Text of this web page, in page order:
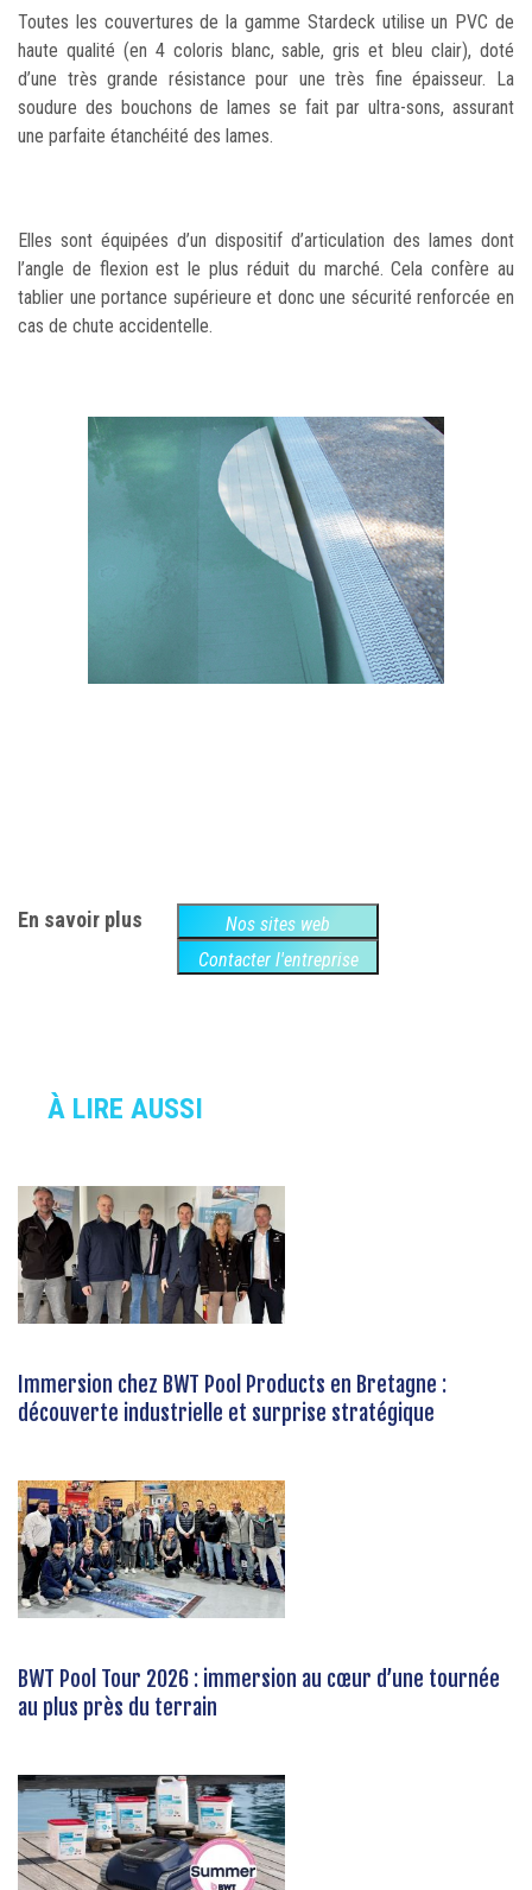
Toutes les couvertures de la gamme Stardeck utilise un PVC de
haute qualité (en 4 coloris blanc, sable, gris et bleu clair), doté
d’une très grande résistance pour une très fine épaisseur. La
soudure des bouchons de lames se fait par ultra-sons, assurant
une parfaite étanchéité des lames.
Elles sont équipées d’un dispositif d’articulation des lames dont
l’angle de flexion est le plus réduit du marché. Cela confère au
tablier une portance supérieure et donc une sécurité renforcée en
cas de chute accidentelle.
En savoir plus
Nos sites web
Contacter l'entreprise
À LIRE AUSSI
Immersion chez BWT Pool Products en Bretagne :
découverte industrielle et surprise stratégique
BWT Pool Tour 2026 : immersion au cœur d’une tournée
au plus près du terrain